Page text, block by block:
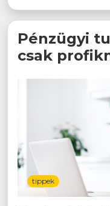
Pénzügyi
csak
tippek